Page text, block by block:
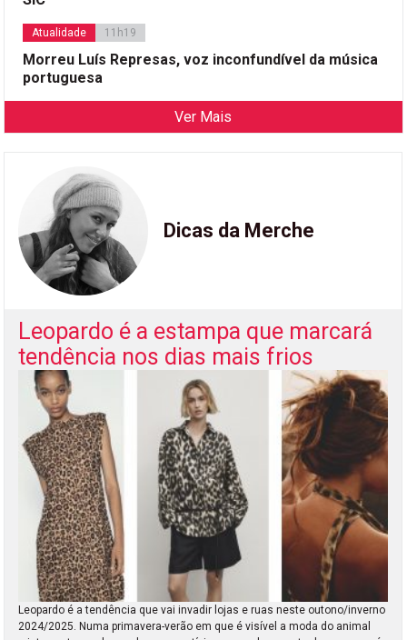
Atualidade 11h19
Morreu Luís Represas, voz inconfundível da música
portuguesa
Ver Mais
Dicas da Merche
Leopardo é a estampa que marcará
tendência nos dias mais frios
Leopardo é a tendência que vai invadir lojas e ruas neste outono/inverno
2024/2025. Numa primavera-verão em que é visível a moda do animal